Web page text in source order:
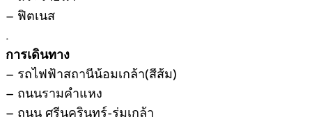
– ฟิตเนส
.
การเดินทาง
– รถไฟฟ้าสถานีน้อมเกล้า(สีส้ม)
– ถนนรามคำแหง
– ถนน ศรีนครินทร์-ร่มเกล้า